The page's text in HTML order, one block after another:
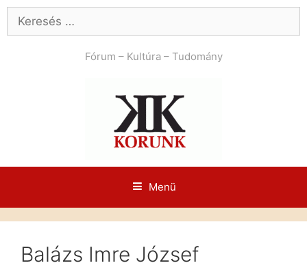
Kilépés
Keresés:
Fórum – Kultúra – Tudomány
Menü
Balázs Imre József